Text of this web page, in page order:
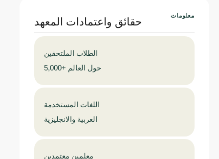
معلومات حقائق واعتمادات المعهد
الطلاب الملتحقين
5,000+ حول العالم
اللغات المستخدمة
العربية والانجليزية
معلمين معتمدين